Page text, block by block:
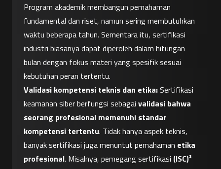
Program akademik membangun pemahaman
fundamental dan riset, namun sering membutuhkan
waktu beberapa tahun. Sementara itu, sertifikasi
industri biasanya dapat diperoleh dalam hitungan
bulan dengan fokus materi yang spesifik sesuai
kebutuhan peran tertentu.
Validasi kompetensi teknis dan etika: Sertifikasi
keamanan siber berfungsi sebagai validasi bahwa
seorang profesional memenuhi standar
kompetensi tertentu. Tidak hanya aspek teknis,
banyak sertifikasi juga menuntut pemahaman etika
profesional. Misalnya, pemegang sertifikasi (ISC)²